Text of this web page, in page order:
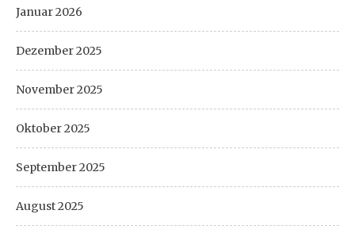
Januar 2026
Dezember 2025
November 2025
Oktober 2025
September 2025
August 2025